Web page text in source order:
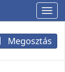
Megosztás